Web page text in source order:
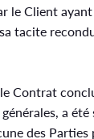
le Client
tacite
Contrat
a été
des Parties